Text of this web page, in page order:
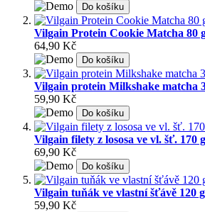
Do košíku
Vilgain Protein Cookie Matcha 80
64,90 Kč
Do košíku
Vilgain protein Milkshake matcha
59,90 Kč
Do košíku
Vilgain filety z lososa ve vl. šť. 170 g
69,90 Kč
Do košíku
Vilgain tuňák ve vlastní šťávě 120 g
59,90 Kč